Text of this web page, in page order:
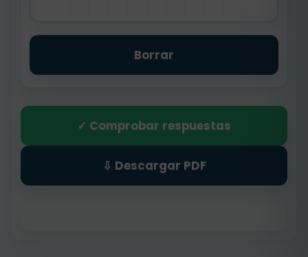
Borrar
✓ Comprobar respuestas
⇩ Descargar PDF